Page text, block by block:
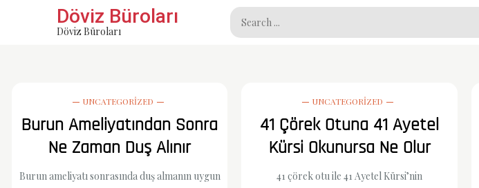
Döviz Büroları
Döviz Büroları
Search
for:
UNCATEGORIZED
Burun Ameliyatından Sonra
Ne Zaman Duş Alınır
Burun ameliyatı sonrasında duş almanın uygun
UNCATEGORIZED
41 Çörek Otuna 41 Ayetel
Kürsi Okunursa Ne Olur
41 çörek otu ile 41 Ayetel Kürsi’nin